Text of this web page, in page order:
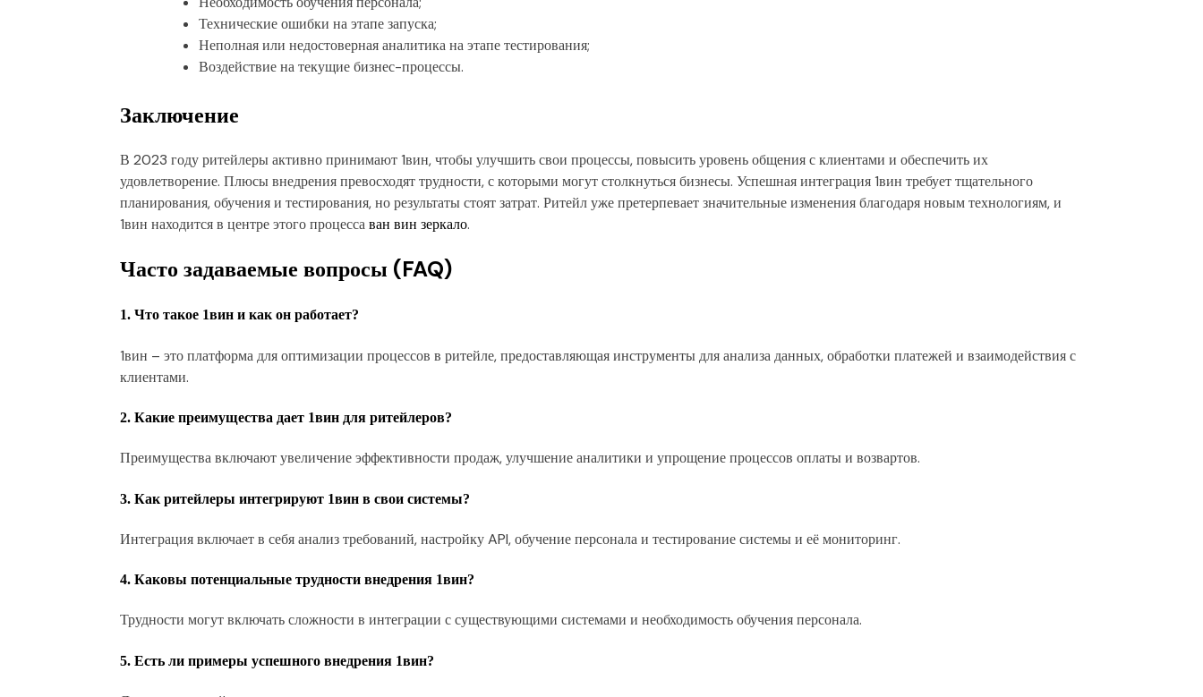
Технические ошибки на этапе запуска;
Неполная или недостоверная аналитика на этапе тестирования;
Воздействие на текущие бизнес-процессы.
Заключение
В 2023 году ритейлеры активно принимают 1вин, чтобы улучшить свои процессы, повысить уровень общения с клиентами и обеспечить их
удовлетворение. Плюсы внедрения превосходят трудности, с которыми могут столкнуться бизнесы. Успешная интеграция 1вин требует тщательного
планирования, обучения и тестирования, но результаты стоят затрат. Ритейл уже претерпевает значительные изменения благодаря новым технологиям, и
1вин находится в центре этого процессаван вин зеркало.
Часто задаваемые вопросы (FAQ)
1. Что такое 1вин и как он работает?
1вин – это платформа для оптимизации процессов в ритейле, предоставляющая инструменты для анализа данных, обработки платежей и взаимодействия с
клиентами.
2. Какие преимущества дает 1вин для ритейлеров?
Преимущества включают увеличение эффективности продаж, улучшение аналитики и упрощение процессов оплаты и возвартов.
3. Как ритейлеры интегрируют 1вин в свои системы?
Интеграция включает в себя анализ требований, настройку API, обучение персонала и тестирование системы и её мониторинг.
4. Каковы потенциальные трудности внедрения 1вин?
Трудности могут включать сложности в интеграции с существующими системами и необходимость обучения персонала.
5. Есть ли примеры успешного внедрения 1вин?